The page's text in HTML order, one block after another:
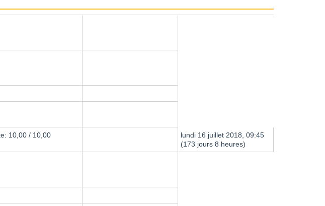
10,00 / 10,00
lundi 16 juillet 2018, 09:45
(173 jours 8 heures)